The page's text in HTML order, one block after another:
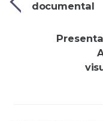
documental